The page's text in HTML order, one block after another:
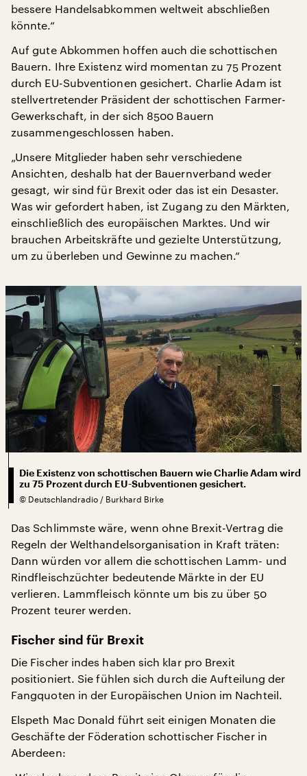
bessere Handelsabkommen weltweit abschließen
könnte.“
Auf gute Abkommen hoffen auch die schottischen
Bauern. Ihre Existenz wird momentan zu 75 Prozent
durch EU-Subventionen gesichert. Charlie Adam ist
stellvertretender Präsident der schottischen Farmer-
Gewerkschaft, in der sich 8500 Bauern
zusammengeschlossen haben.
„Unsere Mitglieder haben sehr verschiedene
Ansichten, deshalb hat der Bauernverband weder
gesagt, wir sind für Brexit oder das ist ein Desaster.
Was wir gefordert haben, ist Zugang zu den Märkten,
einschließlich des europäischen Marktes. Und wir
brauchen Arbeitskräfte und gezielte Unterstützung,
um zu überleben und Gewinne zu machen.“
Die Existenz von schottischen Bauern wie Charlie Adam wird
zu 75 Prozent durch EU-Subventionen gesichert.
© Deutschlandradio / Burkhard Birke
Das Schlimmste wäre, wenn ohne Brexit-Vertrag die
Regeln der Welthandelsorganisation in Kraft träten:
Dann würden vor allem die schottischen Lamm- und
Rindfleischzüchter bedeutende Märkte in der EU
verlieren. Lammfleisch könnte um bis zu über 50
Prozent teurer werden.
Fischer sind für Brexit
Die Fischer indes haben sich klar pro Brexit
positioniert. Sie fühlen sich durch die Aufteilung der
Fangquoten in der Europäischen Union im Nachteil.
Elspeth Mac Donald führt seit einigen Monaten die
Geschäfte der Föderation schottischer Fischer in
Aberdeen: